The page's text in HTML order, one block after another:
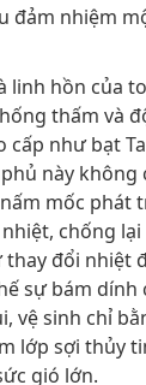
đảm nhiệm
linh hồn của
thấm và
cấp như bạt
này
mốc phát
chống
thay đổi
sự bám
vệ sinh chỉ
lớp sợi thủy
gió lớn.